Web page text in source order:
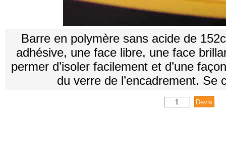
Barre en polymère sans acide de
adhésive, une face libre, une face
permer d’isoler facilement et d’une
du verre de l’encadrement. Se